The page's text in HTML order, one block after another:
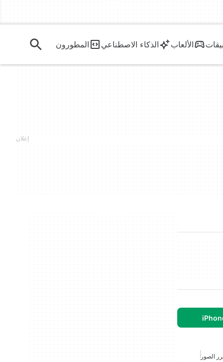
الألعاب الذكاء الاصطناعي المطورون
الصور